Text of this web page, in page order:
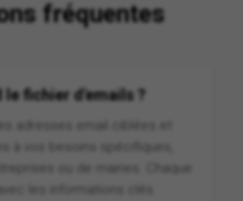
fréquentes
le fichier d'emails ?
adresses email ciblées et
à vos besoins spécifiques,
ou de mairies. Chaque